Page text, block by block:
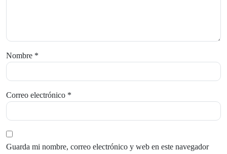
Nombre *
Correo electrónico *
Guarda mi nombre, correo electrónico y web en este navegador